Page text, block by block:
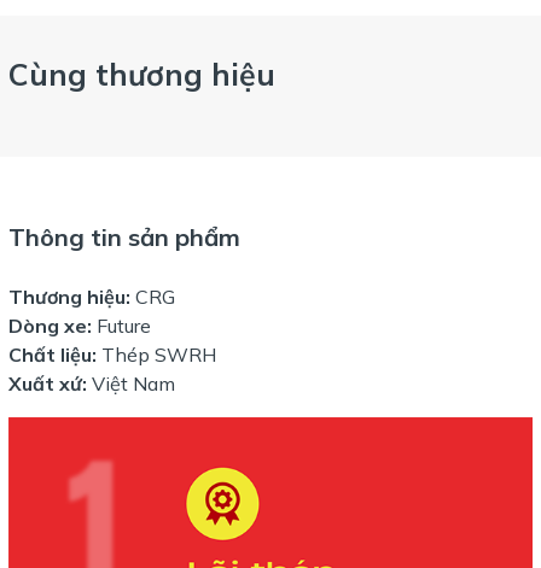
Cùng thương hiệu
Thông tin sản phẩm
Thương hiệu: CRG
Dòng xe: Future
Chất liệu: Thép SWRH
Xuất xứ: Việt Nam